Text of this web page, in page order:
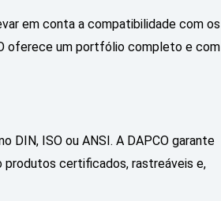
em conta a compatibilidade com os
oferece um portfólio completo e com
DIN, ISO ou ANSI. A DAPCO garante
certificados, rastreáveis e,